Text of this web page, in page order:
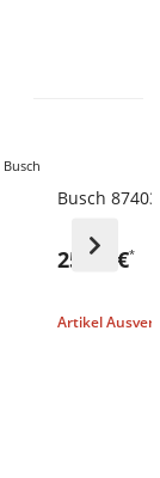
Busch
Busch
25,99 €*
Artikel